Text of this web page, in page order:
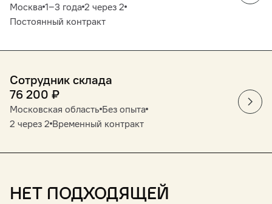
Москва 1‒3 года 2 через 2
Постоянный контракт
Сотрудник склада
76 200 ₽
Московская область Без опыта
2 через 2 Временный контракт
Нет подходящей